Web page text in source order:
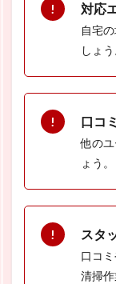
対応
自宅
しょう
口コ
他の
ょう。
スタ
口コ
清掃